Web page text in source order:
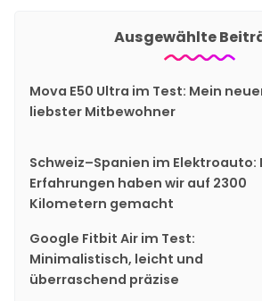
Ausgewählte
Mova E50 Ultra im Test: Mein
liebster Mitbewohner
Schweiz–Spanien im Elektroauto:
Erfahrungen haben wir auf 2300
Kilometern gemacht
Google Fitbit Air im Test:
Minimalistisch, leicht und
überraschend präzise